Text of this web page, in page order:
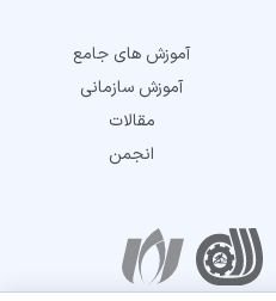
آموزش های جامع
آموزش سازمانی
مقالات
انجمن
نمادهای اعتماد